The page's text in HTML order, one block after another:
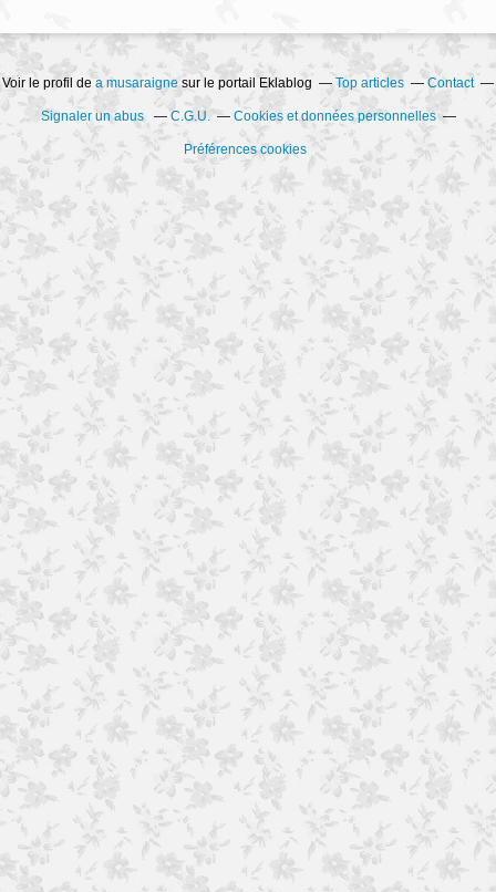
Voir le profil de a musaraigne sur le portail Eklablog Top articles Contact
Signaler un abus C.G.U. Cookies et données personnelles
Préférences cookies